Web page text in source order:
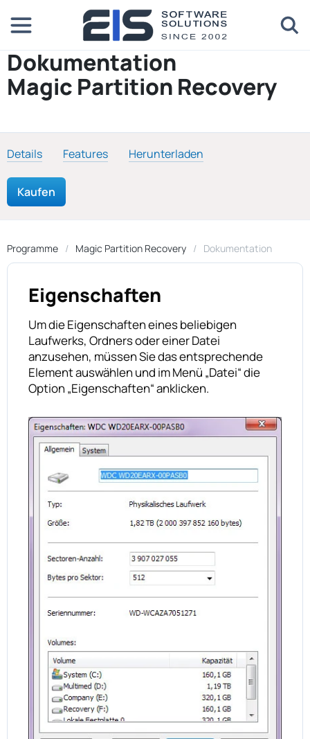
Dokumentation
Magic Partition Recovery
Details Features Herunterladen
Kaufen
Programme Magic Partition Recovery Dokumentation
Eigenschaften
Um die Eigenschaften eines beliebigen
Laufwerks, Ordners oder einer Datei
anzusehen, müssen Sie das entsprechende
Element auswählen und im Menü „Datei“ die
Option „Eigenschaften“ anklicken.